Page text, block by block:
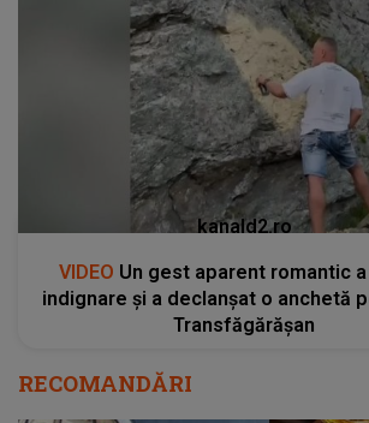
kanald2.ro
VIDEO Un gest aparent romantic
indignare și a declanșat o anchetă
Transfăgărășan
RECOMANDĂRI